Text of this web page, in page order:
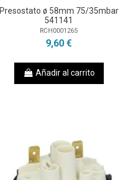
Presostato ø 58mm 75/35mbar
541141
RCH0001265
9,60 €
Añadir al carrito